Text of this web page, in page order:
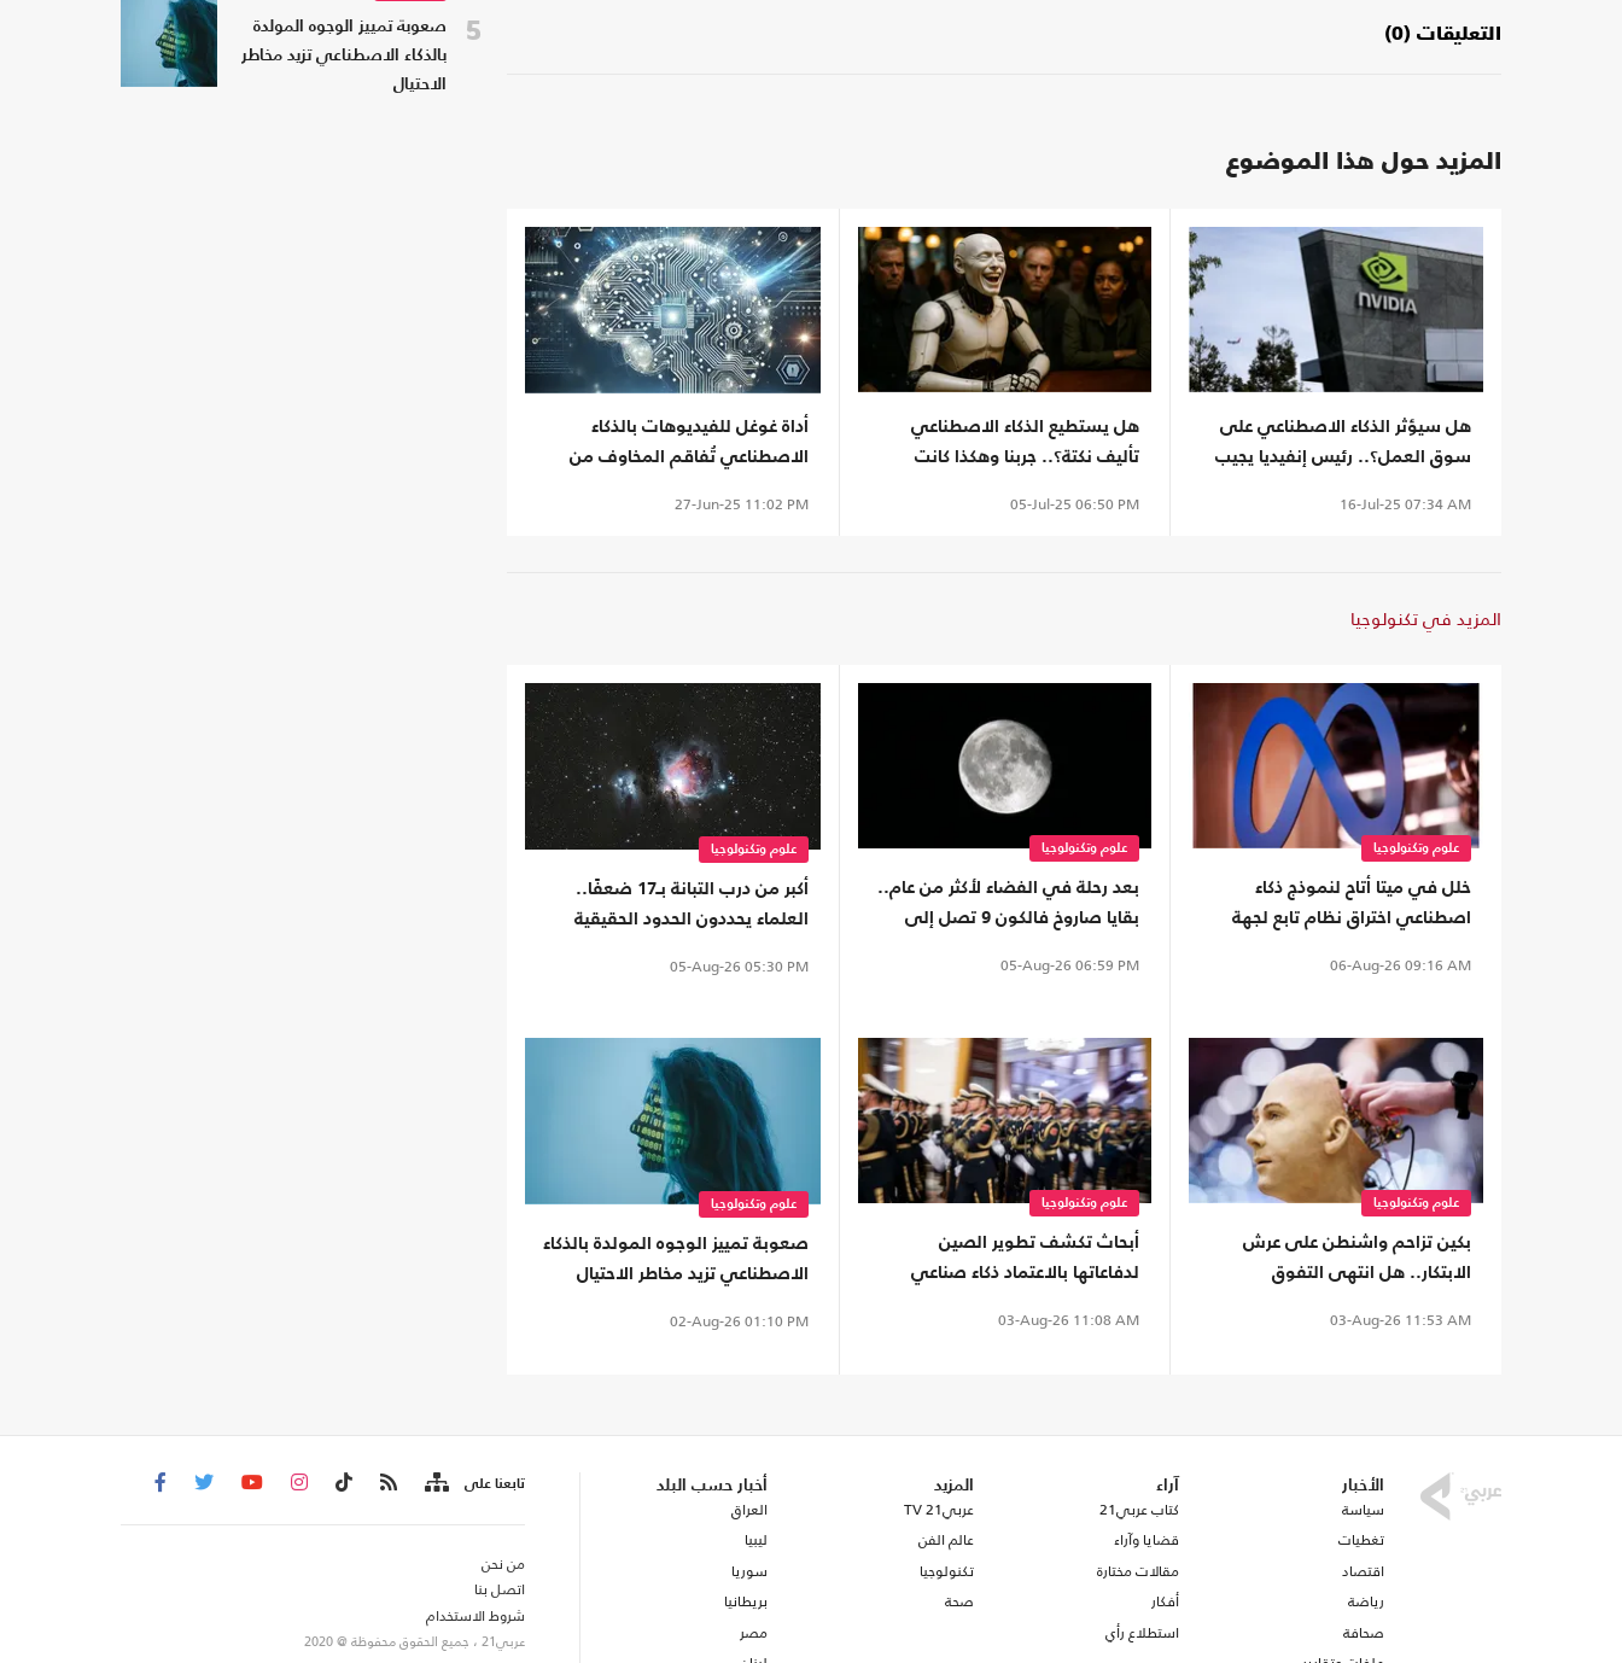
التعليقات (0)
المزيد حول هذا الموضوع
هل سيؤثر الذكاء الاصطناعي على
سوق العمل؟.. رئيس إنفيديا يجيب
16-Jul-25 07:34 AM
هل يستطيع الذكاء الاصطناعي
تأليف نكتة؟.. جربنا وهكذا كانت
05-Jul-25 06:50 PM
أداة غوغل للفيديوهات بالذكاء
الاصطناعي تُفاقم المخاوف من
27-Jun-25 11:02 PM
المزيد في تكنولوجيا
علوم وتكنولوجيا
خلل في ميتا أتاح لنموذج ذكاء
اصطناعي اختراق نظام تابع لجهة
06-Aug-26 09:16 AM
علوم وتكنولوجيا
بعد رحلة في الفضاء لأكثر من عام..
بقايا صاروخ فالكون 9 تصل إلى
05-Aug-26 06:59 PM
علوم وتكنولوجيا
أكبر من درب التبانة بـ17 ضعفًا..
العلماء يحددون الحدود الحقيقية
05-Aug-26 05:30 PM
علوم وتكنولوجيا
بكين تزاحم واشنطن على عرش
الابتكار.. هل انتهى التفوق
03-Aug-26 11:53 AM
علوم وتكنولوجيا
أبحاث تكشف تطوير الصين
لدفاعاتها بالاعتماد ذكاء صناعي
03-Aug-26 11:08 AM
علوم وتكنولوجيا
صعوبة تمييز الوجوه المولدة بالذكاء
الاصطناعي تزيد مخاطر الاحتيال
02-Aug-26 01:10 PM
5
صعوبة تمييز الوجوه المولدة
بالذكاء الاصطناعي تزيد مخاطر
الاحتيال
الأخبار
سياسة
تغطيات
اقتصاد
رياضة
صحافة
آراء
كتاب عربي21
قضايا وآراء
مقالات مختارة
أفكار
استطلاع رأي
المزيد
عربي21 TV
عالم الفن
تكنولوجيا
صحة
أخبار حسب البلد
العراق
ليبيا
سوريا
بريطانيا
مصر
تابعنا على
من نحن
اتصل بنا
شروط الاستخدام
عربي21 ، جميع الحقوق محفوظة @ 2020